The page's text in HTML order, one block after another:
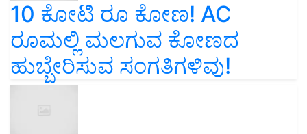
10 ಕೋಟಿ ರೂ ಕೋಣ! AC
ರೂಮಲ್ಲಿ ಮಲಗುವ ಕೋಣದ
ಹುಬ್ಬೇರಿಸುವ ಸಂಗತಿಗಳಿವು!